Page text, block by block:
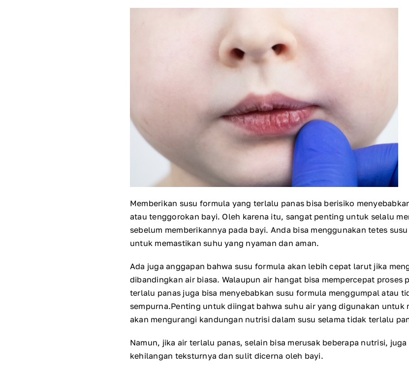
Memberikan susu formula yang terlalu panas bisa berisiko
atau tenggorokan bayi. Oleh karena itu, sangat penting untuk selalu
sebelum memberikannya pada bayi. Anda bisa menggunakan tetes
untuk memastikan suhu yang nyaman dan aman.
Ada juga anggapan bahwa susu formula akan lebih cepat larut jika
dibandingkan air biasa. Walaupun air hangat bisa mempercepat proses
terlalu panas juga bisa menyebabkan susu formula menggumpal atau
sempurna.Penting untuk diingat bahwa suhu air yang digunakan untuk
akan mengurangi kandungan nutrisi dalam susu selama tidak terlalu
Namun, jika air terlalu panas, selain bisa merusak beberapa nutrisi,
kehilangan teksturnya dan sulit dicerna oleh bayi.